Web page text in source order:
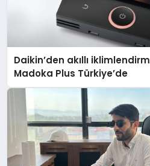
Daikin’den akıllı
Madoka Plus Türkiye’de